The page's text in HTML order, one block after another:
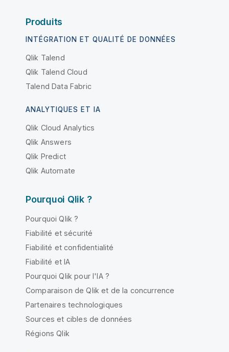
Produits
INTÉGRATION ET QUALITÉ DE DONNÉES
Qlik Talend
Qlik Talend Cloud
Talend Data Fabric
ANALYTIQUES ET IA
Qlik Cloud Analytics
Qlik Answers
Qlik Predict
Qlik Automate
Pourquoi Qlik ?
Pourquoi Qlik ?
Fiabilité et sécurité
Fiabilité et confidentialité
Fiabilité et IA
Pourquoi Qlik pour l'IA ?
Comparaison de Qlik et de la concurrence
Partenaires technologiques
Sources et cibles de données
Régions Qlik